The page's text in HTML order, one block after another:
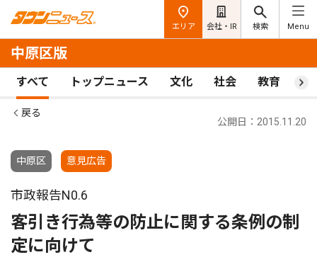
エリア 会社・IR 検索 Menu
中原区版
すべて トップニュース 文化 社会 教育 ス
戻る
中原区 意見広告
公開日：2015.11.20
市政報告N0.6
客引き行為等の防止に関する条例の制
定に向けて